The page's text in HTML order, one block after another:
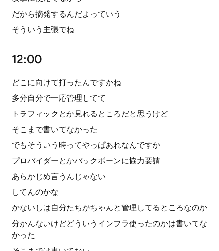
だから摘発するんだよっていう
そういう主張でね
12:00
どこに向けて打ったんですかね
多分自分で一応管理してて
トラフィックとか見れるところだと思うけど
そこまで書いてなかった
でもそういう時ってやっぱあれなんですか
プロバイダーとかバックボーンに協力要請
あらかじめ言うんじゃない
してんのかな
かないしは自分たちがちゃんと管理してるところなのか
分かんないけどどういうインフラ使ったのかは書いてな
かった